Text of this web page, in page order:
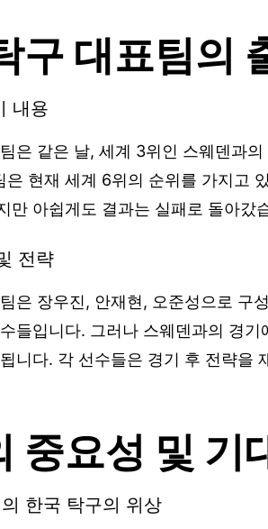
구 대표팀의
내용
은 같은 날, 세계 3위인 스웨덴과
은 현재 세계 6위의 순위를 가지고
만 아쉽게도 결과는 실패로 돌아갔
전략
은 장우진, 안재현, 오준성으로 구
들입니다. 그러나 스웨덴과의 경
니다. 각 선수들은 경기 후 전략을
중요성 및 기
한국 탁구의 위상